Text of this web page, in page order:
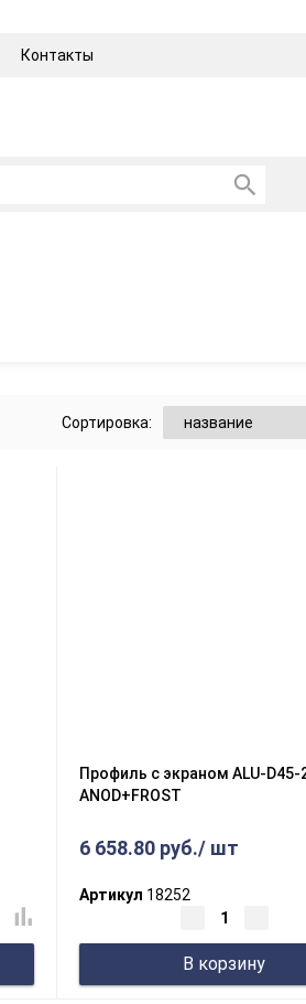
Контакты
Сортировка:
Профиль с экраном ALU-D45-
ANOD+FROST
6 658.80 руб./ шт
Артикул 18252
В корзину